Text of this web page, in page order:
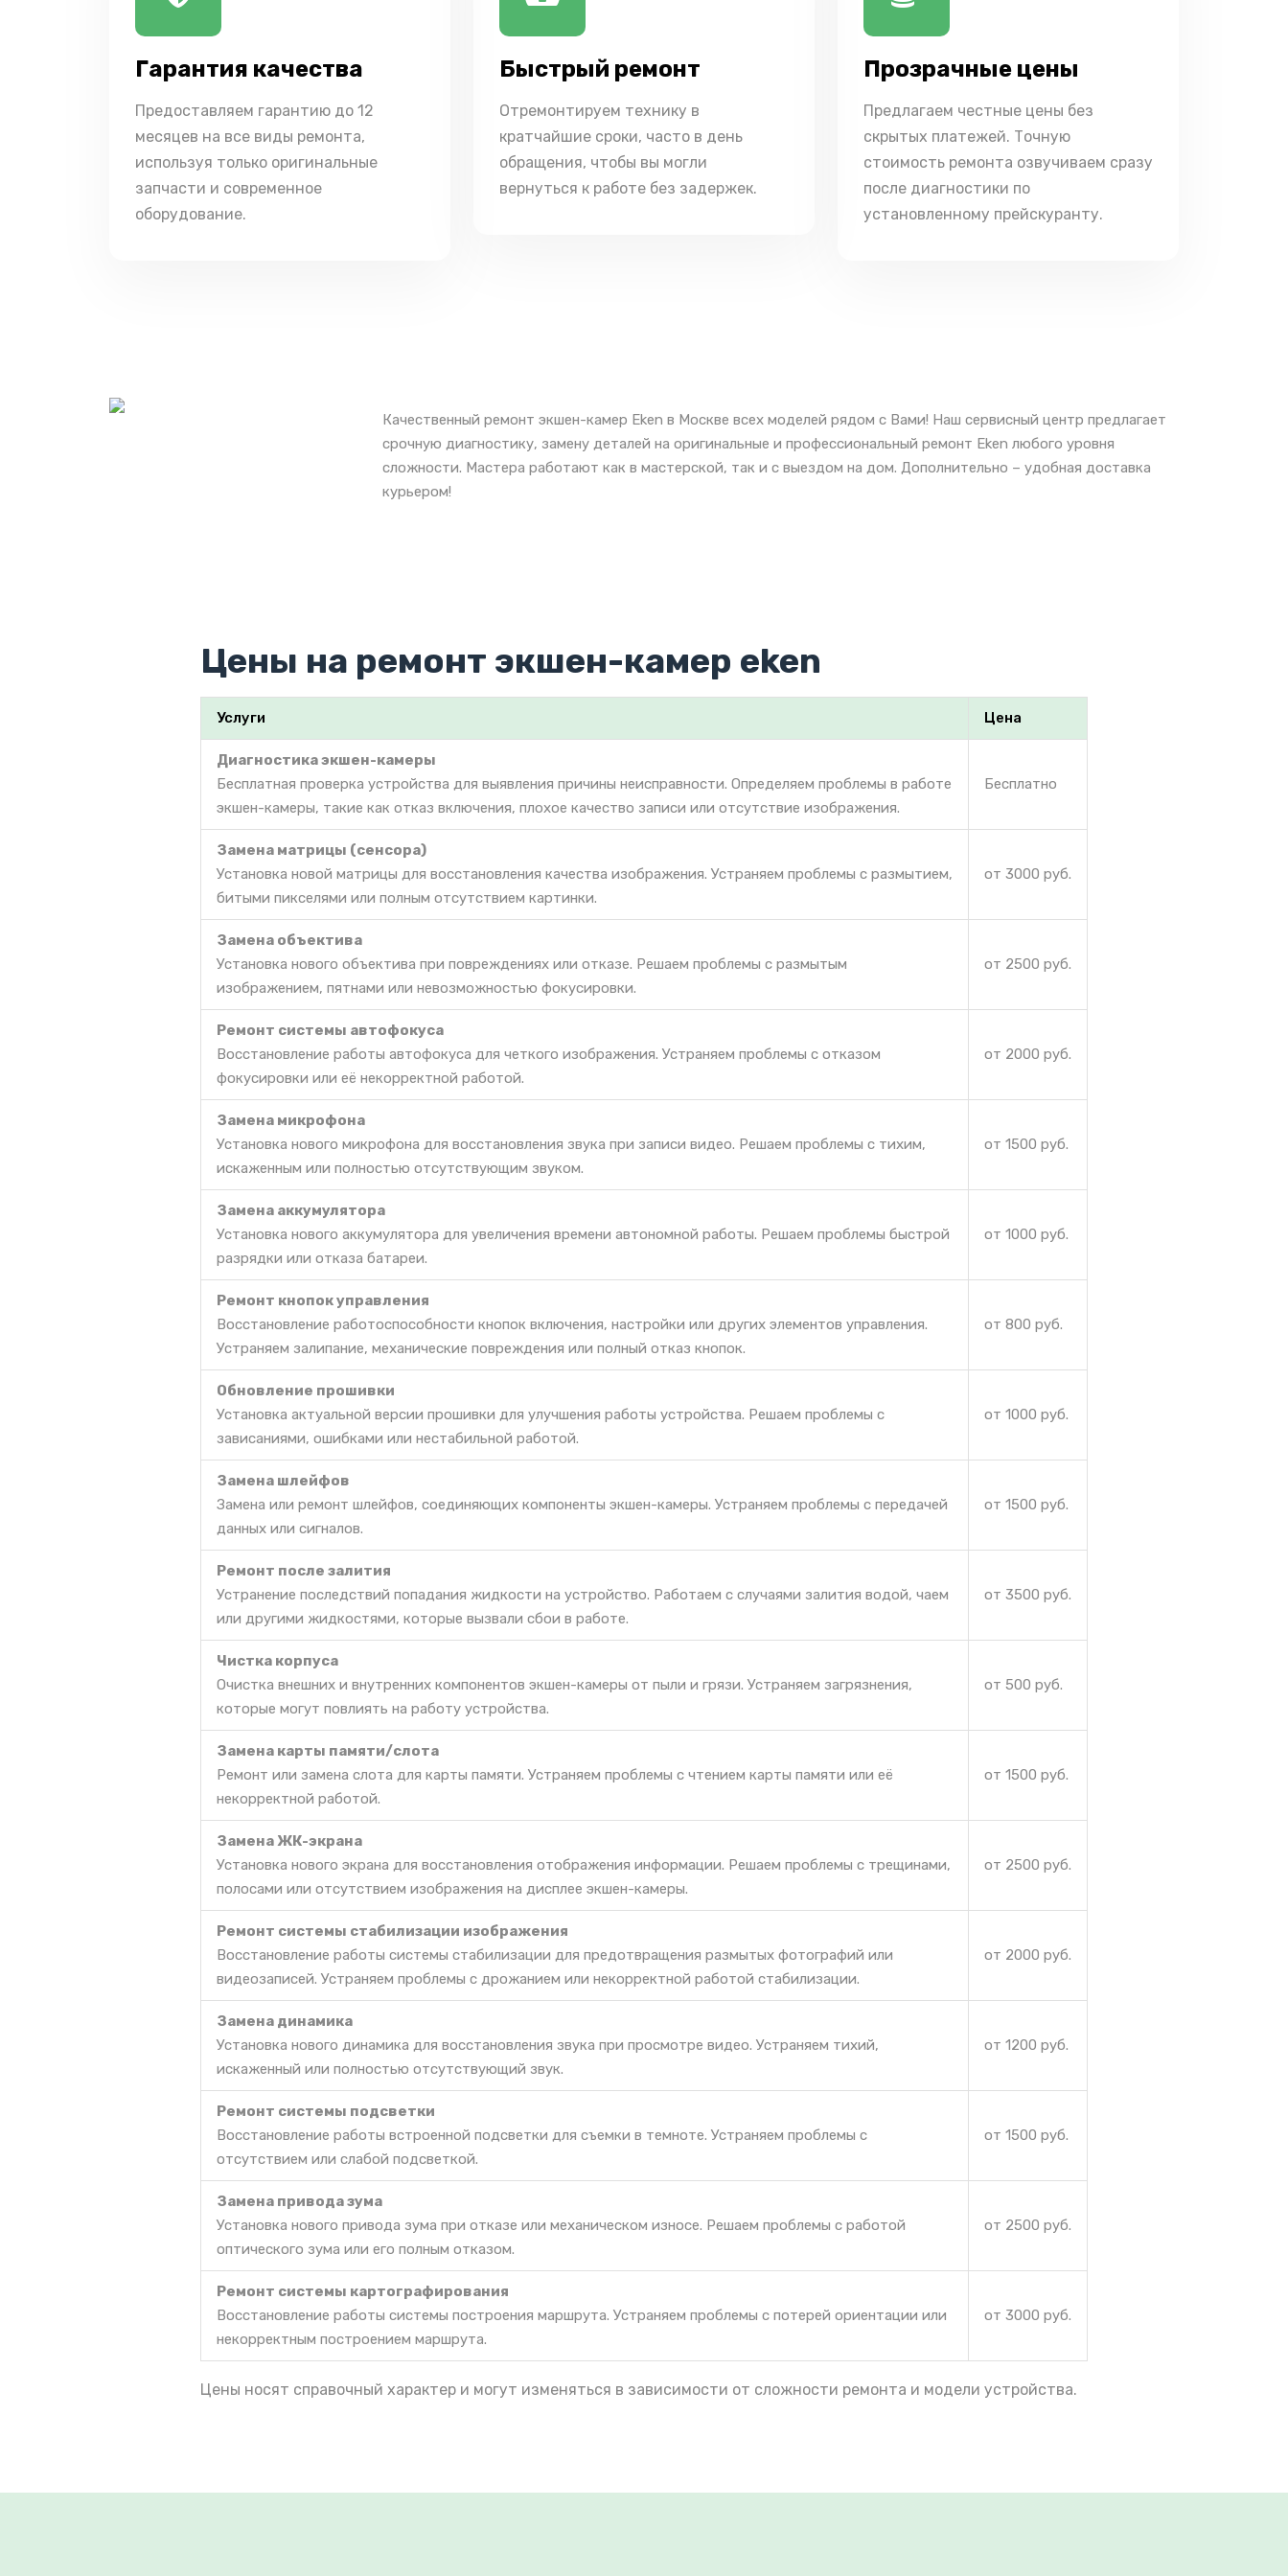
Гарантия качества
Предоставляем гарантию до 12
месяцев на все виды ремонта,
используя только оригинальные
запчасти и современное
оборудование.
Быстрый ремонт
Отремонтируем технику в
кратчайшие сроки, часто в день
обращения, чтобы вы могли
вернуться к работе без задержек.
Прозрачные цены
Предлагаем честные цены без
скрытых платежей. Точную
стоимость ремонта озвучиваем сразу
после диагностики по
установленному прейскуранту.
Качественный ремонт экшен-камер Eken в Москве всех моделей рядом с Вами! Наш сервисный центр предлагает
срочную диагностику, замену деталей на оригинальные и профессиональный ремонт Eken любого уровня
сложности. Мастера работают как в мастерской, так и с выездом на дом. Дополнительно – удобная доставка
курьером!
Цены на ремонт экшен-камер eken
Услуги Цена
Диагностика экшен-камеры
Бесплатная проверка устройства для выявления причины неисправности. Определяем проблемы в работе
экшен-камеры, такие как отказ включения, плохое качество записи или отсутствие изображения.
Бесплатно
Замена матрицы (сенсора)
Установка новой матрицы для восстановления качества изображения. Устраняем проблемы с размытием,
битыми пикселями или полным отсутствием картинки.
от 3000 руб.
Замена объектива
Установка нового объектива при повреждениях или отказе. Решаем проблемы с размытым
изображением, пятнами или невозможностью фокусировки.
от 2500 руб.
Ремонт системы автофокуса
Восстановление работы автофокуса для четкого изображения. Устраняем проблемы с отказом
фокусировки или её некорректной работой.
от 2000 руб.
Замена микрофона
Установка нового микрофона для восстановления звука при записи видео. Решаем проблемы с тихим,
искаженным или полностью отсутствующим звуком.
от 1500 руб.
Замена аккумулятора
Установка нового аккумулятора для увеличения времени автономной работы. Решаем проблемы быстрой
разрядки или отказа батареи.
от 1000 руб.
Ремонт кнопок управления
Восстановление работоспособности кнопок включения, настройки или других элементов управления.
Устраняем залипание, механические повреждения или полный отказ кнопок.
от 800 руб.
Обновление прошивки
Установка актуальной версии прошивки для улучшения работы устройства. Решаем проблемы с
зависаниями, ошибками или нестабильной работой.
от 1000 руб.
Замена шлейфов
Замена или ремонт шлейфов, соединяющих компоненты экшен-камеры. Устраняем проблемы с передачей
данных или сигналов.
от 1500 руб.
Ремонт после залития
Устранение последствий попадания жидкости на устройство. Работаем с случаями залития водой, чаем
или другими жидкостями, которые вызвали сбои в работе.
от 3500 руб.
Чистка корпуса
Очистка внешних и внутренних компонентов экшен-камеры от пыли и грязи. Устраняем загрязнения,
которые могут повлиять на работу устройства.
от 500 руб.
Замена карты памяти/слота
Ремонт или замена слота для карты памяти. Устраняем проблемы с чтением карты памяти или её
некорректной работой.
от 1500 руб.
Замена ЖК-экрана
Установка нового экрана для восстановления отображения информации. Решаем проблемы с трещинами,
полосами или отсутствием изображения на дисплее экшен-камеры.
от 2500 руб.
Ремонт системы стабилизации изображения
Восстановление работы системы стабилизации для предотвращения размытых фотографий или
видеозаписей. Устраняем проблемы с дрожанием или некорректной работой стабилизации.
от 2000 руб.
Замена динамика
Установка нового динамика для восстановления звука при просмотре видео. Устраняем тихий,
искаженный или полностью отсутствующий звук.
от 1200 руб.
Ремонт системы подсветки
Восстановление работы встроенной подсветки для съемки в темноте. Устраняем проблемы с
отсутствием или слабой подсветкой.
от 1500 руб.
Замена привода зума
Установка нового привода зума при отказе или механическом износе. Решаем проблемы с работой
оптического зума или его полным отказом.
от 2500 руб.
Ремонт системы картографирования
Восстановление работы системы построения маршрута. Устраняем проблемы с потерей ориентации или
некорректным построением маршрута.
от 3000 руб.
Цены носят справочный характер и могут изменяться в зависимости от сложности ремонта и модели устройства.